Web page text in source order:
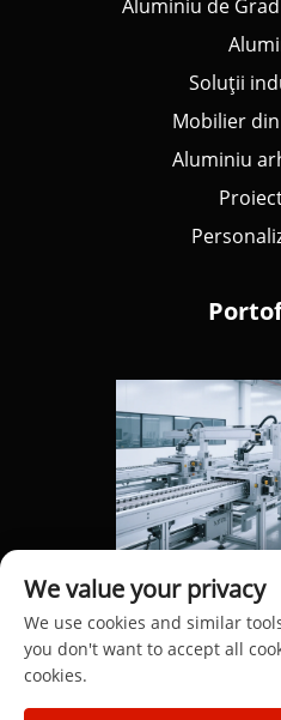
Aluminiu de
Soluții
Mobilier
Aluminiu
Drepturi de autor © 2025
We value your privacy
We use cookies and similar
you don't want to accept all
cookies.